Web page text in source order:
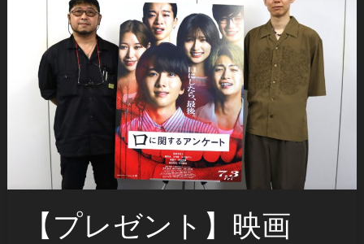
【プレゼント】映画